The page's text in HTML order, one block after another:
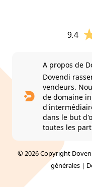
9.4
A propos de
Dovendi
vendeurs.
de domaine
dans le but
toutes les
© 2026 Copyright
générales |